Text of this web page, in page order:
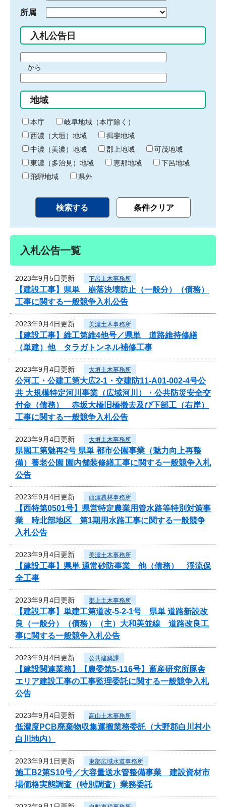
所属
入札公告日
間
始
り
から
間
終
わ
り
地域
本庁
岐阜地域（本庁除く）
西濃（大垣）地域
揖斐地域
中濃（美濃）地域
郡上地域
可茂地域
東濃（多治見）地域
恵那地域
下呂地域
飛騨地域
県外
入札公告一覧
2023年9月5日更新 下呂土木事務所
【建設工事】県単 崩落決壊防止（一般分）（債務）
工事に関する一般競争入札公告
2023年9月4日更新 美濃土木事務所
【建設工事】維工第維4他号／県単 道路維持修繕
（単建）他 タラガトンネル補修工事
2023年9月4日更新 大垣土木事務所
公河工・公建工第大広2-1・交建防11-A01-002-4号公
共 大規模特定河川事業（広域河川）・公共防災安全交
付金（債務） 赤坂大橋旧橋撤去及び下部工（右岸）
工事に関する一般競争入札公告
2023年9月4日更新 大垣土木事務所
県園工第魅再2号 県単 都市公園事業（魅力向上再整
備）養老公園 園内舗装修繕工事に関する一般競争入札
公告
2023年9月4日更新 西濃農林事務所
【西特第0501号】県営特定農業用管水路等特別対策事
業 時北部地区 第1期用水路工事に関する一般競争
入札公告
2023年9月4日更新 美濃土木事務所
【建設工事】県単 通常砂防事業 他（債務） 渓流保
全工事
2023年9月4日更新 郡上土木事務所
【建設工事】単建工第道改-5-2-1号 県単 道路新設改
良（一般分）（債務）（主）大和美並線 道路改良工
事に関する一般競争入札公告
2023年9月4日更新 公共建築課
【建設関連業務】【農委第5-116号】畜産研究所豚舎
エリア建設工事の工事監理委託に関する一般競争入札
公告
2023年9月4日更新 高山土木事務所
低濃度PCB廃棄物収集運搬業務委託（大野郡白川村小
白川地内）
2023年9月1日更新 東部広域水道事務所
施工B2第S10号／大容量送水管整備事業 建設資材市
場価格実態調査（特別調査）業務委託